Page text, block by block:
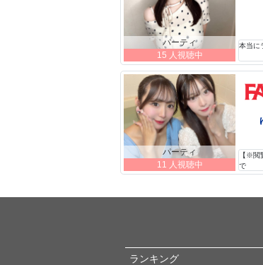
パーティ
15 人視聴中
本当
パーティ
11 人視聴中
【※閲
で
ランキング